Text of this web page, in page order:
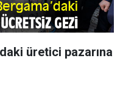
üretici pazarına